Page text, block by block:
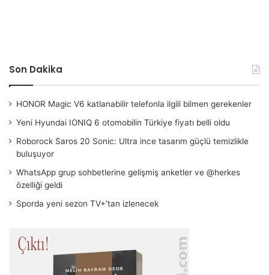
Son Dakika
HONOR Magic V6 katlanabilir telefonla ilgili bilmen gerekenler
Yeni Hyundai IONIQ 6 otomobilin Türkiye fiyatı belli oldu
Roborock Saros 20 Sonic: Ultra ince tasarım güçlü temizlikle
buluşuyor
WhatsApp grup sohbetlerine gelişmiş anketler ve @herkes
özelliği geldi
Sporda yeni sezon TV+’tan izlenecek